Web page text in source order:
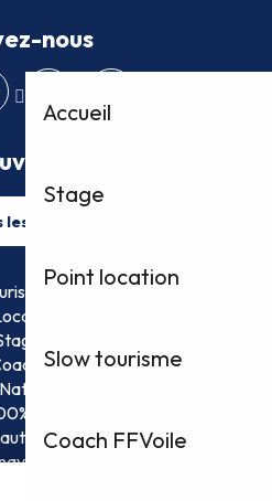
Accueil
Stage
Point location
Slow tourisme
Coach FFVoile
nous
plus
les activités
FFVoile
Nature
Fun
Surveillé
et savourez !